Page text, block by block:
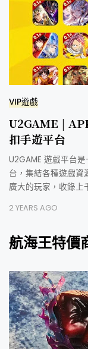
VIP遊戲
U2GAME |
扣手遊平台
U2GAME 遊戲平台
台，集結各種遊戲資
廣大的玩家，收錄上
2 YEARS AGO
航海王特價